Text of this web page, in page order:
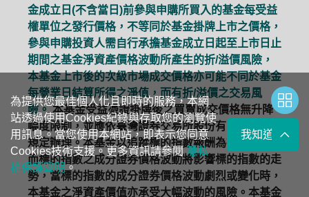
金成立日(不含當日)前參與申購所買入的基金每受益
權單位之發行價格，不等同於基金掛牌上市之價格，
參與申購投資人需自行承擔基金成立日起至上市日止
期間之基金淨資產價格波動所產生的折/溢價風險，
本基金上市後的次級市場成交價格亦可能不同於基金
每營業日結算所得之淨值，而有折/溢價之交易風
險。本基金受益憑證掛牌後之買賣成交價格無升降
幅度限制，並應依臺灣證券交易所股份有限公司有關
規定辦理。本基金以追蹤標的指數報酬為操作目標，
而標的指數之成分證券價格波動將影響標的指數的走
勢，當標的指數的成分證券價格波動劇烈或變化時，
本基金之淨資產價值亦承受大幅波動的風險。本基金
為提供您最佳個人化且即時的服務，本網
站透過使用Cookies紀錄與存取您的瀏覽使
用訊息。當您使用本網站，即表示您同意
Cookies技術支援。更多資訊請參閱隱私
權保護聲明。
我知道了